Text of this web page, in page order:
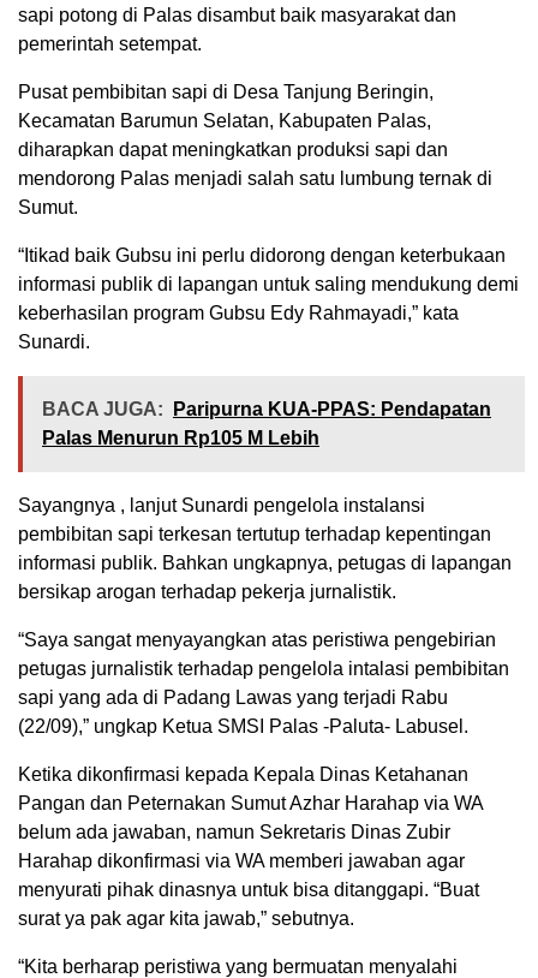
sapi potong di Palas disambut baik masyarakat dan
pemerintah setempat.
Pusat pembibitan sapi di Desa Tanjung Beringin,
Kecamatan Barumun Selatan, Kabupaten Palas,
diharapkan dapat meningkatkan produksi sapi dan
mendorong Palas menjadi salah satu lumbung ternak di
Sumut.
“Itikad baik Gubsu ini perlu didorong dengan keterbukaan
informasi publik di lapangan untuk saling mendukung demi
keberhasilan program Gubsu Edy Rahmayadi,” kata
Sunardi.
BACA JUGA:
Paripurna KUA-PPAS: Pendapatan
Palas Menurun Rp105 M Lebih
Sayangnya , lanjut Sunardi pengelola instalansi
pembibitan sapi terkesan tertutup terhadap kepentingan
informasi publik. Bahkan ungkapnya, petugas di lapangan
bersikap arogan terhadap pekerja jurnalistik.
“Saya sangat menyayangkan atas peristiwa pengebirian
petugas jurnalistik terhadap pengelola intalasi pembibitan
sapi yang ada di Padang Lawas yang terjadi Rabu
(22/09),” ungkap Ketua SMSI Palas -Paluta- Labusel.
Ketika dikonfirmasi kepada Kepala Dinas Ketahanan
Pangan dan Peternakan Sumut Azhar Harahap via WA
belum ada jawaban, namun Sekretaris Dinas Zubir
Harahap dikonfirmasi via WA memberi jawaban agar
menyurati pihak dinasnya untuk bisa ditanggapi. “Buat
surat ya pak agar kita jawab,” sebutnya.
“Kita berharap peristiwa yang bermuatan menyalahi